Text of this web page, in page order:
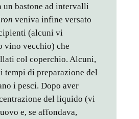
un bastone ad intervalli
veniva infine versato
(alcuni vi
vino vecchio) che
col coperchio. Alcuni,
tempi di preparazione del
i pesci. Dopo aver
del liquido (vi
e, se affondava,